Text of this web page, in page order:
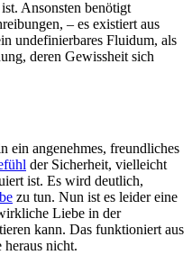
Ansonsten benötigt
– es existiert aus
undefinierbares Fluidum, als
deren Gewissheit sich
ein angenehmes, freundliches
der Sicherheit, vielleicht
ist. Es wird deutlich,
zu tun. Nun ist es leider eine
Liebe in der
kann. Das funktioniert aus
nicht.